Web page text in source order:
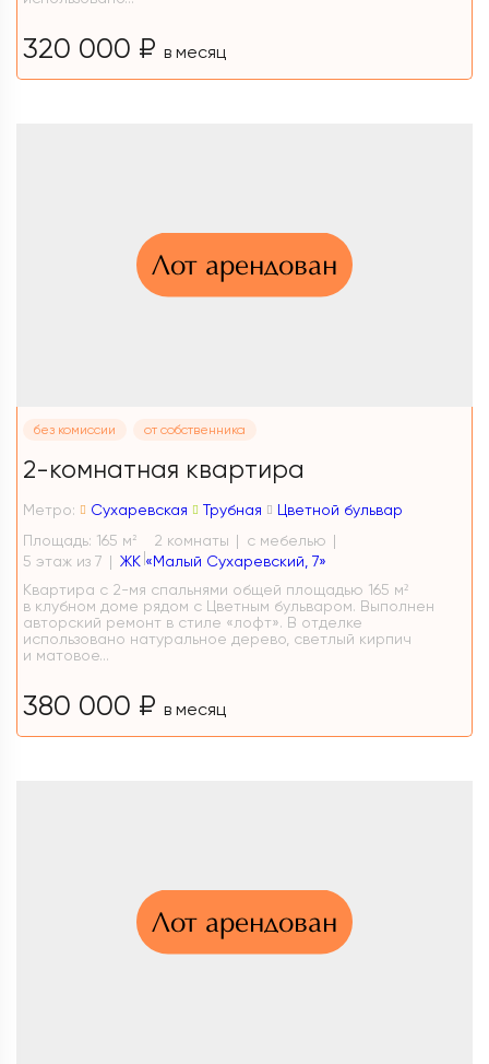
320 000 ₽ в месяц
Лот арендован
без комиссии от собственника
2-комнатная квартира
Метро: Сухаревская Трубная
Цветной бульвар
Площадь: 165 м 2 2 комнаты
с мебелью
5 этаж из 7
ЖК «Малый Сухаревский, 7»
Квартира с 2-мя спальнями общей площадью 165 м²
в клубном доме рядом с Цветным бульваром. Выполнен
авторский ремонт в стиле «лофт». В отделке
использовано натуральное дерево, светлый кирпич
и матовое...
380 000 ₽ в месяц
Лот арендован